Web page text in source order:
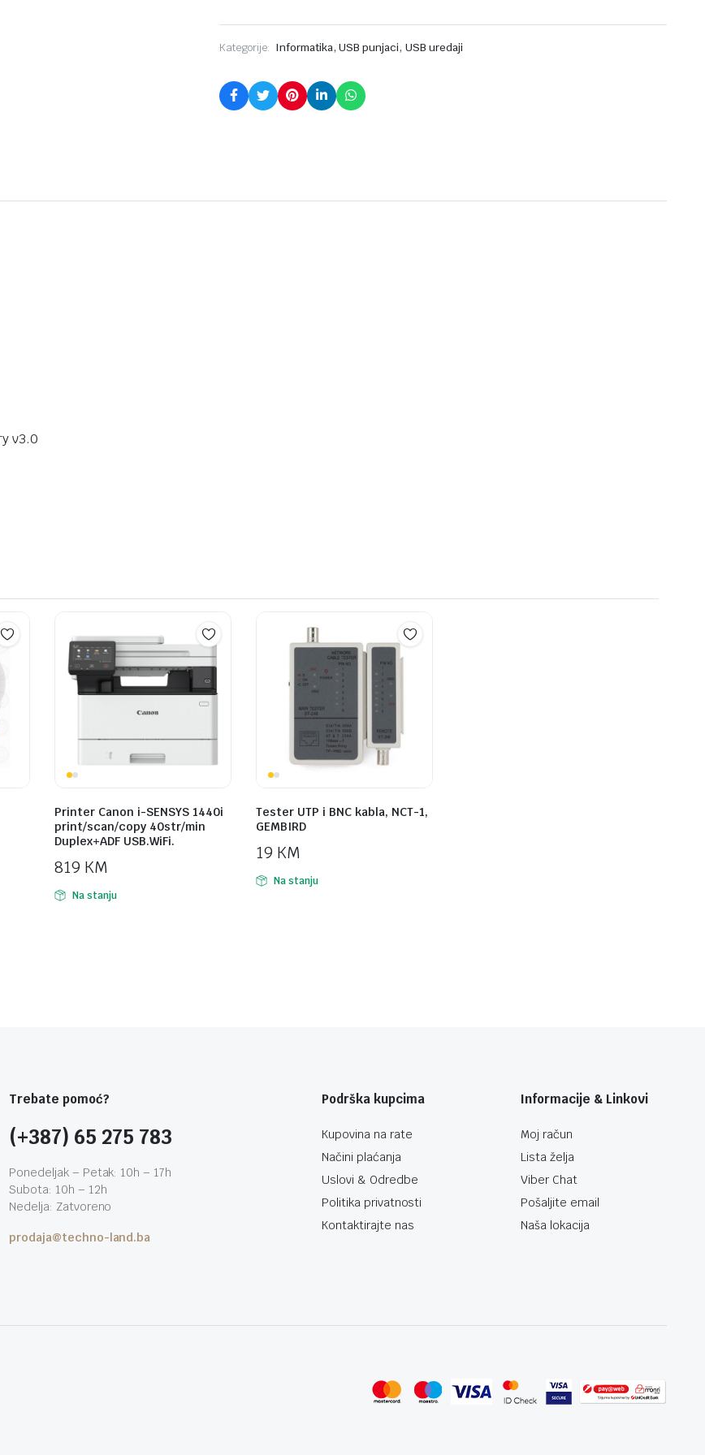
Kategorije: Informatika, USB punjaci, USB uredaji
v3.0
Printer Canon i-SENSYS 1440i
print/scan/copy 40str/min
Duplex+ADF USB.WiFi.
819 KM
Na stanju
Tester UTP i BNC kabla, NCT-1,
GEMBIRD
19 KM
Na stanju
Trebate pomoć?
(+387) 65 275 783
Ponedeljak – Petak: 10h – 17h
Subota: 10h – 12h
Nedelja: Zatvoreno
prodaja@techno-land.ba
Podrška kupcima
Kupovina na rate
Načini plaćanja
Uslovi & Odredbe
Politika privatnosti
Kontaktirajte nas
Informacije & Linkovi
Moj račun
Lista želja
Viber Chat
Pošaljite email
Naša lokacija